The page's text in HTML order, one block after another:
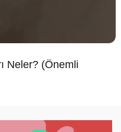
Neler? (Önemli